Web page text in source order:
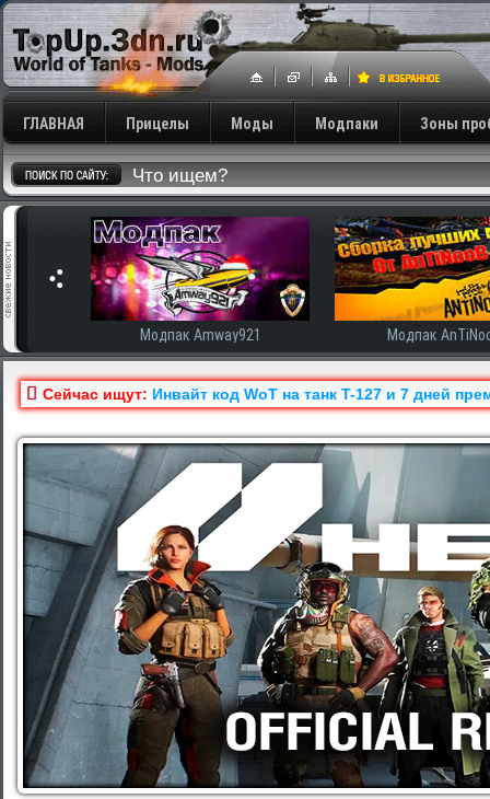
ГЛАВНАЯ Прицелы Моды Модпаки Зоны
Модпак Amway921 Модпак
Сейчас ищут: Инвайт код WoT на танк T-127 и 7 дней